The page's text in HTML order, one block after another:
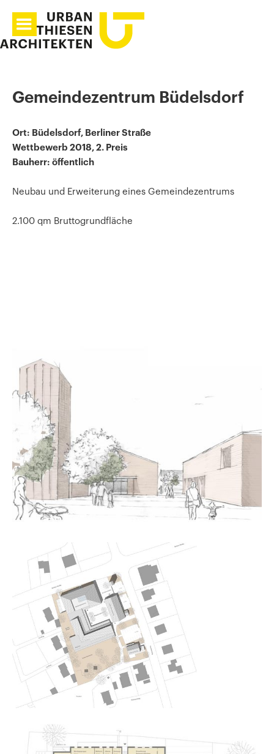
Gemeindezentrum Büdelsdorf
Ort: Büdelsdorf, Berliner Straße
Wettbewerb 2018, 2. Preis
Bauherr: öffentlich
Neubau und Erweiterung eines Gemeindezentrums
2.100 qm Bruttogrundfläche